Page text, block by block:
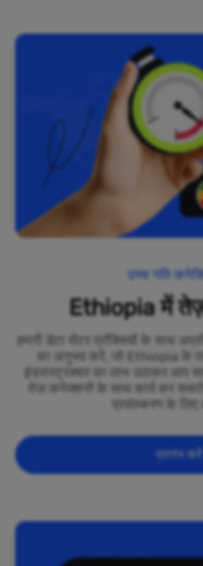
उच्च गति
Ethiopia में तेज़
हमारी डेटा सेंटर प्रॉक्सियों के साथ
का अनुभव करें, जो Ethiopia के
इंफ्रास्ट्रक्चर का लाभ उठाकर आप
तेज़ कनेक्शनों के साथ कार्य कर सकते
प्रसंस्करण के लिए
प्रारंभ करें